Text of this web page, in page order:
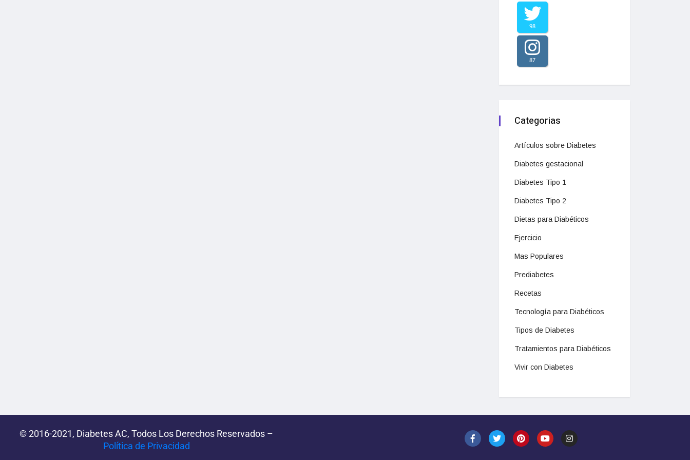
98
87
Categorias
Artículos sobre Diabetes
Diabetes gestacional
Diabetes Tipo 1
Diabetes Tipo 2
Dietas para Diabéticos
Ejercicio
Mas Populares
Prediabetes
Recetas
Tecnología para Diabéticos
Tipos de Diabetes
Tratamientos para Diabéticos
Vivir con Diabetes
© 2016-2021, Diabetes AC, Todos Los Derechos Reservados –
Política de Privacidad‌­